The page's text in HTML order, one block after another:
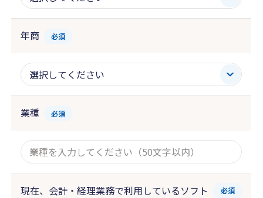
年商 必須
業種 必須
現在、会計・経理業務で利用しているソフト 必須